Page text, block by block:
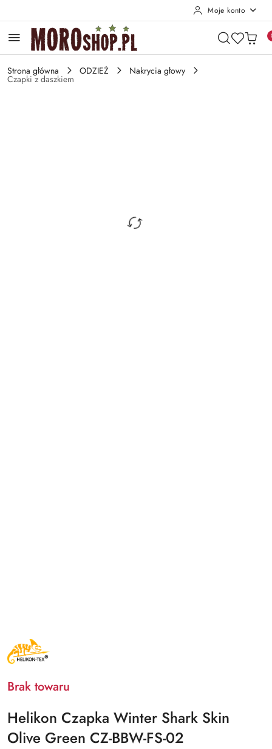
Moje konto
Strona główna ODZIEŻ Nakrycia głowy
Czapki z daszkiem
NAZWA
PRODUCENTA:
HELIKON
Brak towaru
Helikon Czapka Winter Shark Skin
Olive Green CZ-BBW-FS-02